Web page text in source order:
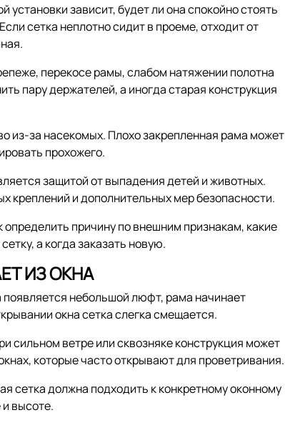
зависит, будет ли она спокойно стоять
сетка неплотно сидит в проеме, отходит от
перекосе рамы, слабом натяжении полотна
пару держателей, а иногда старая конструкция
из-за насекомых. Плохо закрепленная рама может
прохожего.
защитой от выпадения детей и животных.
креплений и дополнительных мер безопасности.
причину по внешним признакам, какие
а когда заказать новую.
ИЗ ОКНА
небольшой люфт, рама начинает
окна сетка слегка смещается.
сильном ветре или сквозняке конструкция может
которые часто открывают для проветривания.
сетка должна подходить к конкретному оконному
высоте.